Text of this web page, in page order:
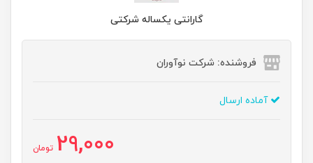
گارانتی یکساله شرکتی
فروشنده: شرکت نوآوران
آماده ارسال
29,000 تومان